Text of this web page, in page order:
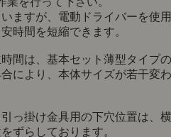
ますが、電動ドライバーを使用
時間を短縮できます。
間は、基本セット薄型タイプの
により、本体サイズが若干変わ
っ掛け金具用の下穴位置は、横
ずらしております。